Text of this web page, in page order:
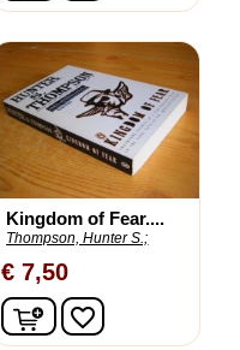
Kingdom of Fear....
Thompson, Hunter S.;
€ 7,50
In winkelwagen
favorite_border